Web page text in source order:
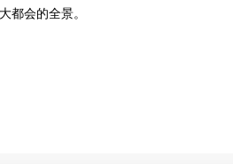
都会的全景。